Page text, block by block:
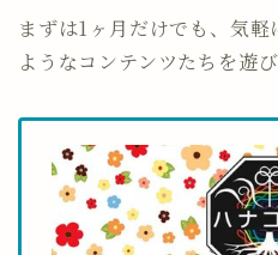
まずは1ヶ月だけでも、気
ようなコンテンツたちを遊